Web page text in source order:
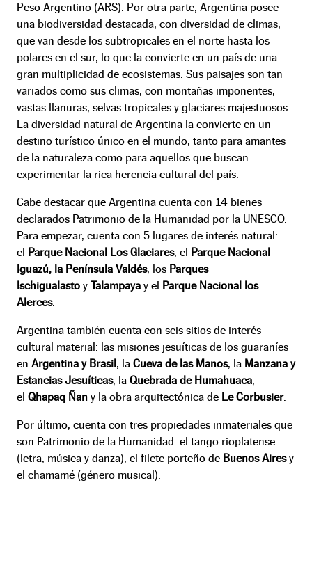
Peso Argentino (ARS). Por otra parte, Argentina posee
una biodiversidad destacada, con diversidad de climas,
que van desde los subtropicales en el norte hasta los
polares en el sur, lo que la convierte en un país de una
gran multiplicidad de ecosistemas. Sus paisajes son tan
variados como sus climas, con montañas imponentes,
vastas llanuras, selvas tropicales y glaciares majestuosos.
La diversidad natural de Argentina la convierte en un
destino turístico único en el mundo, tanto para amantes
de la naturaleza como para aquellos que buscan
experimentar la rica herencia cultural del país.
Cabe destacar que Argentina cuenta con 14 bienes
declarados Patrimonio de la Humanidad por la UNESCO.
Para empezar, cuenta con 5 lugares de interés natural:
el Parque Nacional Los Glaciares, el Parque Nacional
Iguazú, la Península Valdés, los Parques
Ischigualasto y Talampaya y el Parque Nacional los
Alerces.
Argentina también cuenta con seis sitios de interés
cultural material: las misiones jesuíticas de los guaraníes
en Argentina y Brasil, la Cueva de las Manos, la Manzana y
Estancias Jesuíticas, la Quebrada de Humahuaca,
el Qhapaq Ñan y la obra arquitectónica de Le Corbusier.
Por último, cuenta con tres propiedades inmateriales que
son Patrimonio de la Humanidad: el tango rioplatense
(letra, música y danza), el filete porteño de Buenos Airesy
el chamamé (género musical).